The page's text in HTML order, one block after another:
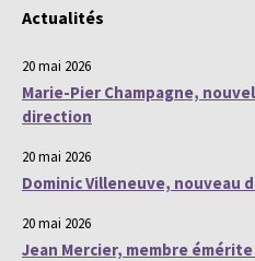
Actualités
20 mai 2026
Marie-Pier Champagne,
direction
20 mai 2026
Dominic Villeneuve, nouveau
20 mai 2026
Jean Mercier, membre émérite